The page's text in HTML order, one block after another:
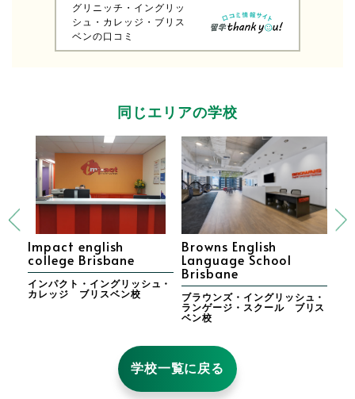
グリニッチ・イングリッ
シュ・カレッジ・ブリス
ベンの口コミ
同じエリアの学校
Impact english
college Brisbane
インパクト・イングリッシュ・
カレッジ ブリスベン校
Browns English
Language School
Brisbane
ブラウンズ・イングリッシュ・
ランゲージ・スクール ブリス
ベン校
学校一覧に戻る